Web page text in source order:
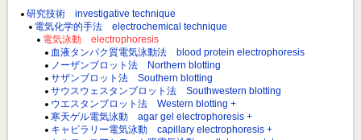
研究技術 investigative technique
電気化学的手法 electrochemical technique
電気泳動 electrophoresis
血液タンパク質電気泳動法 blood protein electrophoresis
ノーザンブロット法 Northern blotting
サザンブロット法 Southern blotting
サウスウェスタンブロット法 Southwestern blotting
ウエスタンブロット法 Western blotting +
寒天ゲル電気泳動 agar gel electrophoresis +
キャピラリー電気泳動 capillary electrophoresis +